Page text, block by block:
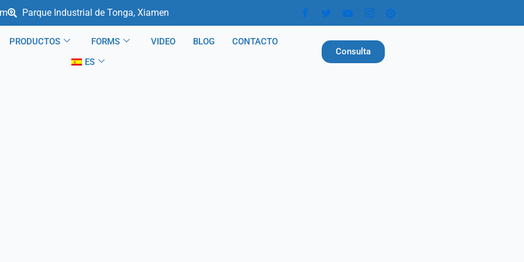
Parque Industrial de Tonga, Xiamen
PRODUCTOS FORMS VIDEO BLOG
CONTACTO
ES
Consulta